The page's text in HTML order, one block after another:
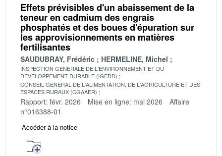
Effets prévisibles d'un abaissement de la
teneur en cadmium des engrais
phosphatés et des boues d'épuration sur
les approvisionnements en matières
fertilisantes
SAUDUBRAY, Frédéric HERMELINE, Michel
INSPECTION GENERALE DE L'ENVIRONNEMENT ET DU
DEVELOPPEMENT DURABLE (IGEDD)
CONSEIL GENERAL DE L'ALIMENTATION, DE L'AGRICULTURE ET DES
ESPACES RURAUX (CGAAER)
Rapport: févr. 2026 Mise en ligne: mai 2026
Affaire
n°016388-01
Accéder à la notice